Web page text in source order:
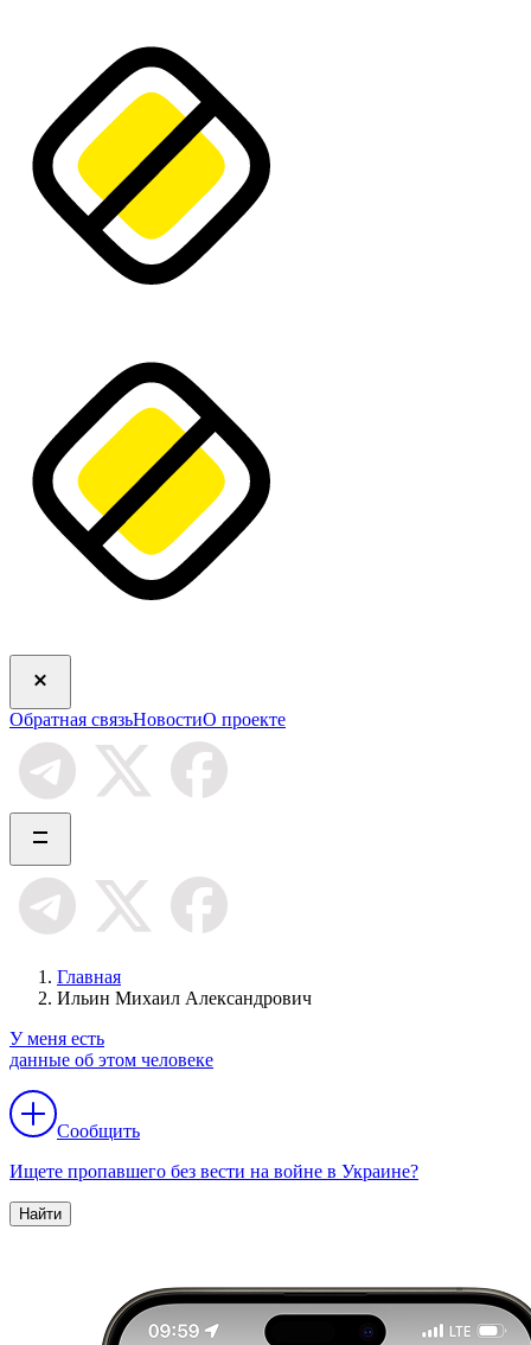
Обратная связьНовостиО проекте
Главная
Ильин Михаил Александрович
У меня есть
данные об этом человеке
Сообщить
Ищете пропавшего без вести на войне в Украине?
Найти